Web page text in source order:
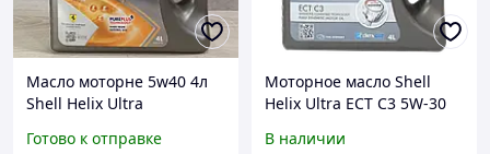
Масло моторне 5w40 4л
Shell Helix Ultra
Готово к отправке
Моторное масло Shell
Helix Ultra ECT C3 5W-30
В наличии